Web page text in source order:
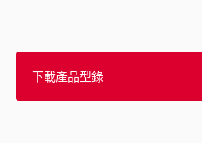
下載產品型錄